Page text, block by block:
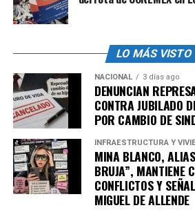
/ Ilustración: Daniel Rey
Impuesto por la Emisión de
a la Atmósferaen San Luis Potosí
gravar las emisiones directas de
CH4, N2Oy otros, parafomentar
sostenibles
y reducir la
Tras varios aplazamientos,su
fijada para el 1 de enero de 2025,
reducción del costo por tonelada de
la eliminación de requisitos
LO MÁS VISTO
NACIONAL 3 días ago
DENUNCIAN
CONTRA JUBILADO
POR CAMBIO DE
INFRAESTRUCTURA Y
MINA BLANCO,
BRUJA”, MANTIENE
CONFLICTOS Y
MIGUEL DE ALLENDE